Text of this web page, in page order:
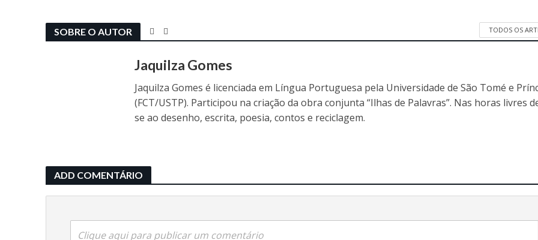
SOBRE O AUTOR TODOS OS
Jaquilza Gomes
Jaquilza Gomes é licenciada em Língua Portuguesa pela Universidade de São Tomé e
(FCT/USTP). Participou na criação da obra conjunta “Ilhas de Palavras”. Nas horas livres
se ao desenho, escrita, poesia, contos e reciclagem.
ADD COMENTÁRIO
Clique aqui para publicar um comentário